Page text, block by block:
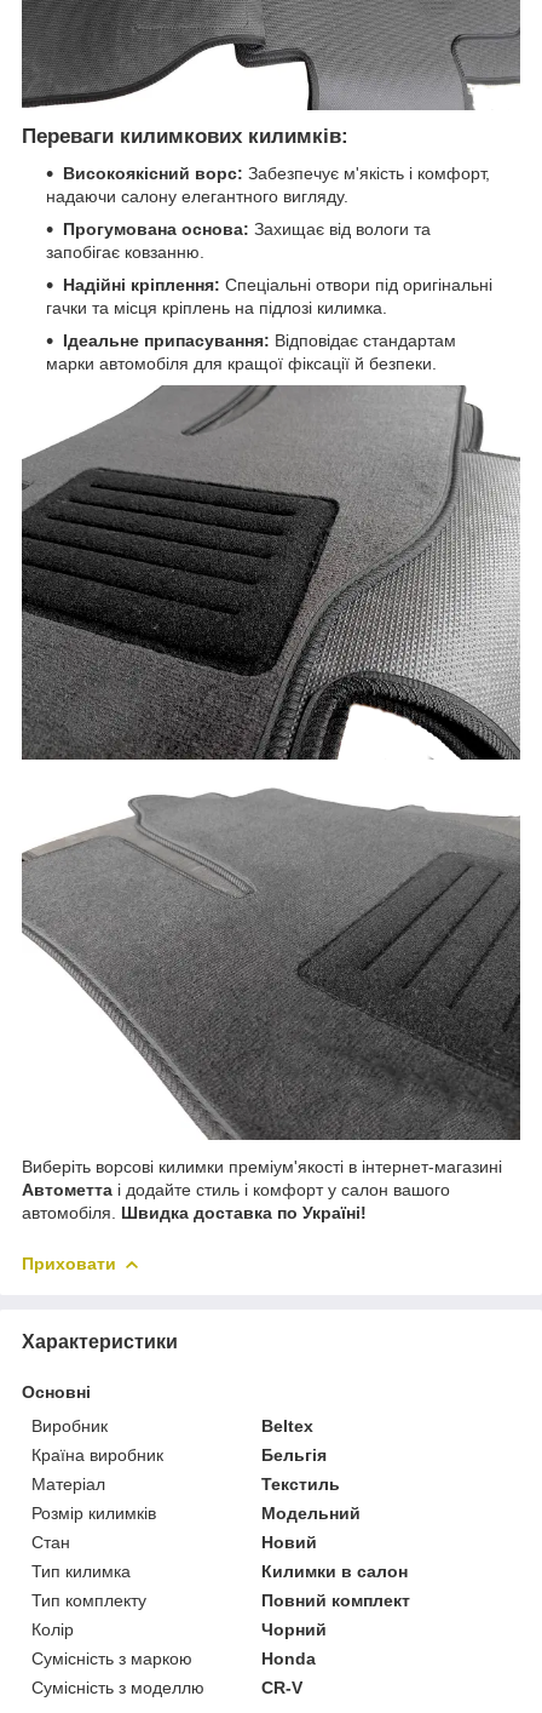
Переваги килимкових килимків:
Високоякісний ворс: Забезпечує м'якість і комфорт,
надаючи салону елегантного вигляду.
Прогумована основа: Захищає від вологи та
запобігає ковзанню.
Надійні кріплення: Спеціальні отвори під оригінальні
гачки та місця кріплень на підлозі килимка.
Ідеальне припасування: Відповідає стандартам
марки автомобіля для кращої фіксації й безпеки.
Виберіть ворсові килимки преміум'якості в інтернет-магазині
Автометта і додайте стиль і комфорт у салон вашого
автомобіля. Швидка доставка по Україні!
Приховати
Характеристики
Основні
Виробник
Beltex
Країна виробник
Бельгія
Матеріал
Текстиль
Розмір килимків
Модельний
Стан
Новий
Тип килимка
Килимки в салон
Тип комплекту
Повний комплект
Колір
Чорний
Сумісність з маркою
Honda
Сумісність з моделлю
CR-V